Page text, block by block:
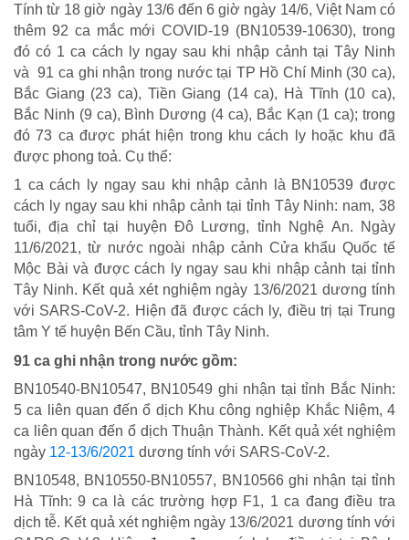
CHÍNH SÁCH AN SINH
Giảm nghèo bền vững
Xây dựng Nông thôn mới
Tính từ 18 giờ ngày 13/6 đến 6 giờ ngày 14/6, Việt Nam có
thêm 92 ca mắc mới COVID-19 (BN10539-10630), trong
đó có 1 ca cách ly ngay sau khi nhập cảnh tại Tây Ninh
và 91 ca ghi nhận trong nước tại TP Hồ Chí Minh (30 ca),
Bắc Giang (23 ca), Tiền Giang (14 ca), Hà Tĩnh (10 ca),
Bắc Ninh (9 ca), Bình Dương (4 ca), Bắc Kạn (1 ca); trong
đó 73 ca được phát hiện trong khu cách ly hoặc khu đã
được phong toả. Cụ thể:
1 ca cách ly ngay sau khi nhập cảnh là BN10539 được
cách ly ngay sau khi nhập cảnh tại tỉnh Tây Ninh: nam, 38
tuổi, địa chỉ tại huyện Đô Lương, tỉnh Nghệ An. Ngày
11/6/2021, từ nước ngoài nhập cảnh Cửa khẩu Quốc tế
Mộc Bài và được cách ly ngay sau khi nhập cảnh tại tỉnh
Tây Ninh. Kết quả xét nghiệm ngày 13/6/2021 dương tính
với SARS-CoV-2. Hiện đã được cách ly, điều trị tại Trung
tâm Y tế huyện Bến Cầu, tỉnh Tây Ninh.
91 ca ghi nhận trong nước gồm:
BN10540-BN10547, BN10549 ghi nhận tại tỉnh Bắc Ninh:
5 ca liên quan đến ổ dịch Khu công nghiệp Khắc Niệm, 4
ca liên quan đến ổ dịch Thuận Thành. Kết quả xét nghiệm
ngày 12-13/6/2021 dương tính với SARS-CoV-2.
BN10548, BN10550-BN10557, BN10566 ghi nhận tại tỉnh
Hà Tĩnh: 9 ca là các trường hợp F1, 1 ca đang điều tra
dịch tễ. Kết quả xét nghiệm ngày 13/6/2021 dương tính với